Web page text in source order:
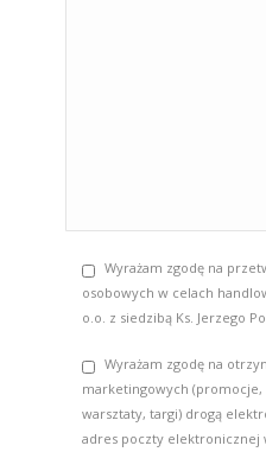
Wyrażam zgodę na
osobowych w celach
o.o. z siedzibą Ks. Jerzego
Wyrażam zgodę na
marketingowych (promocje,
warsztaty, targi) drogą
adres poczty elektronicznej